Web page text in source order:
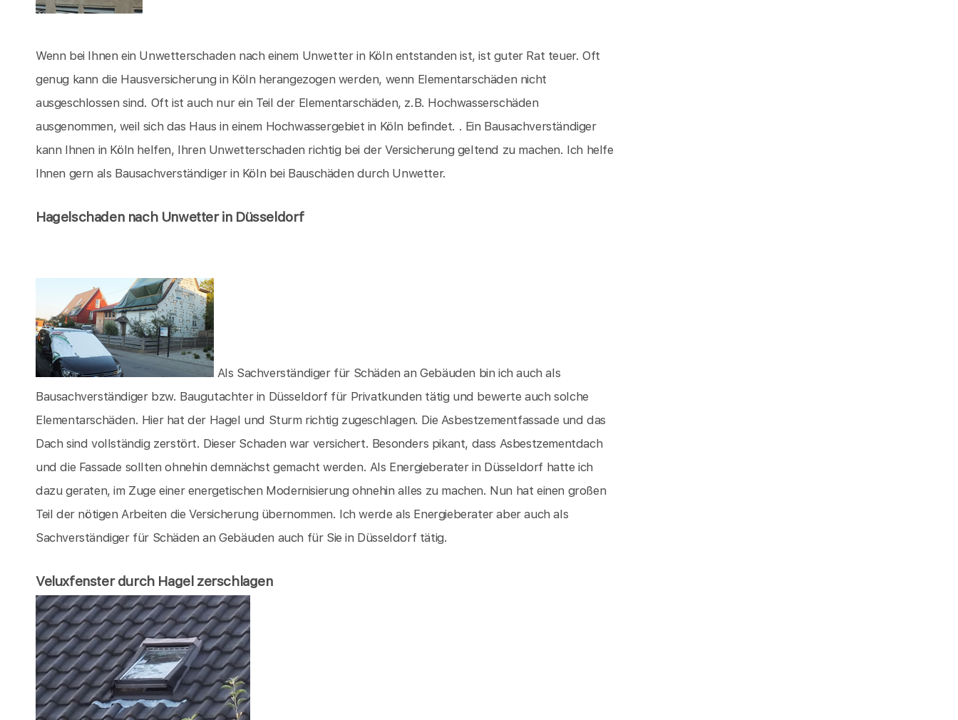
Wenn bei Ihnen ein Unwetterschaden nach einem Unwetter in Köln entstanden ist, ist guter Rat teuer. Oft
genug kann die Hausversicherung in Köln herangezogen werden, wenn Elementarschäden nicht
ausgeschlossen sind. Oft ist auch nur ein Teil der Elementarschäden, z.B. Hochwasserschäden
ausgenommen, weil sich das Haus in einem Hochwassergebiet in Köln befindet. . Ein Bausachverständiger
kann Ihnen in Köln helfen, Ihren Unwetterschaden richtig bei der Versicherung geltend zu machen. Ich helfe
Ihnen gern als Bausachverständiger in Köln bei Bauschäden durch Unwetter.
Hagelschaden nach Unwetter in Düsseldorf
Als Sachverständiger für Schäden an Gebäuden bin ich auch als
Bausachverständiger bzw. Baugutachter in Düsseldorf für Privatkunden tätig und bewerte auch solche
Elementarschäden. Hier hat der Hagel und Sturm richtig zugeschlagen. Die Asbestzementfassade und das
Dach sind vollständig zerstört. Dieser Schaden war versichert. Besonders pikant, dass Asbestzementdach
und die Fassade sollten ohnehin demnächst gemacht werden. Als Energieberater in Düsseldorf hatte ich
dazu geraten, im Zuge einer energetischen Modernisierung ohnehin alles zu machen. Nun hat einen großen
Teil der nötigen Arbeiten die Versicherung übernommen. Ich werde als Energieberater aber auch als
Sachverständiger für Schäden an Gebäuden auch für Sie in Düsseldorf tätig.
Veluxfenster durch Hagel zerschlagen